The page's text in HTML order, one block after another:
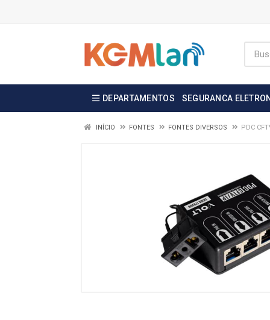
DEPARTAMENTOS SEGURANCA
INÍCIO FONTES FONTES DIVERSOS PDC